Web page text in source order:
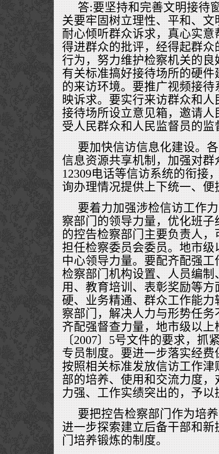
答:要坚持和完善文明接待
关要牢固树立理性、平和、
耐心倾听群众诉求，真心实
得进群众的批评，经得起群
行为，努力维护检察机关的
有关标准搞好接待场所的硬
的来访环境。要推广视频接
映诉求。要实行来访群众和
接待场所设立意见箱，邀请
受人民群众和人民监督员的监
要加快信访信息化建设。
信息资源共享机制，加强对
12309电话等信访系统的衔接
询办理情况提供上下统一、
要着力加强涉检信访工作
察部门的领导力量，优化班
的控告检察部门主要负责人
担任检察委员会委员。地市
中心领导力量。要配齐配强
检察部门机构设置、人员编
用、教育培训、表彰奖励等
硬、业务精通、群众工作能
察部门，解决人力与形势任
齐配强督查力量，地市级以
〔2007〕5号文件的要求，抓
专员制度。要进一步落实经
按照相关标准发放信访工作
部的培养、使用和交流力度
力强、工作实绩突出的，予以
要把控告检察部门作为培
进一步探索建立后备干部和
门培养锻炼的制度。